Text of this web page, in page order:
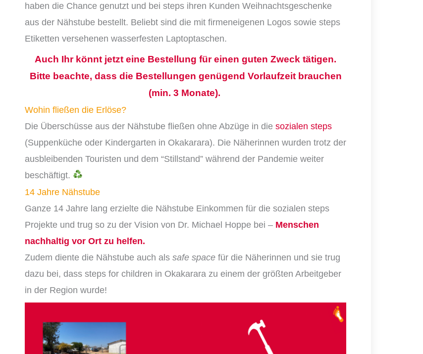
haben die Chance genutzt und bei steps ihren Kunden Weihnachtsgeschenke
aus der Nähstube bestellt. Beliebt sind die mit firmeneigenen Logos sowie steps
Etiketten versehenen wasserfesten Laptoptaschen.
Auch Ihr könnt jetzt eine Bestellung für einen guten Zweck tätigen.
Bitte beachte, dass die Bestellungen genügend Vorlaufzeit brauchen
(min. 3 Monate).
Wohin fließen die Erlöse?
Die Überschüsse aus der Nähstube fließen ohne Abzüge in die sozialen steps
(Suppenküche oder Kindergarten in Okakarara). Die Näherinnen wurden trotz der
ausbleibenden Touristen und dem “Stillstand” während der Pandemie weiter
beschäftigt.
14 Jahre Nähstube
Ganze 14 Jahre lang erzielte die Nähstube Einkommen für die sozialen steps
Projekte und trug so zu der Vision von Dr. Michael Hoppe bei – Menschen
nachhaltig vor Ort zu helfen.
Zudem diente die Nähstube auch als safe space für die Näherinnen und sie trug
dazu bei, dass steps for children in Okakarara zu einem der größten Arbeitgeber
in der Region wurde!